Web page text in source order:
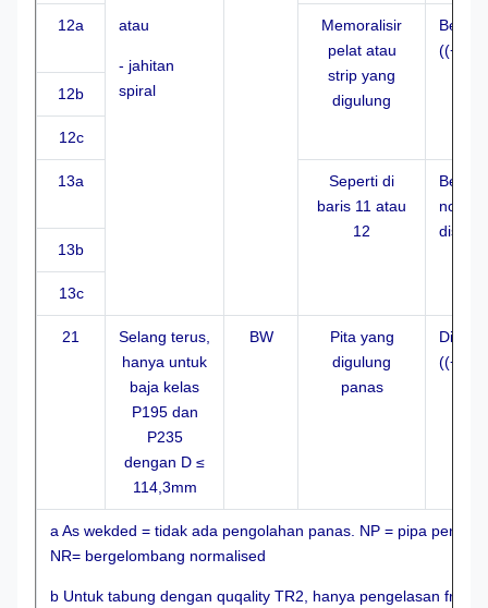
atau
- jahitan
spiral
12a
Memoralisir
pelat atau
strip yang
digulung
12b
12c
13a
Seperti di
baris 11 atau
12
Bentuk
13b
13c
21
Selang terus,
hanya untuk
baja kelas
P195 dan
P235
dengan D ≤
114,3mm
BW
Pita yang
digulung
panas
Dibuat
a As wekded = tidak ada pengolahan panas. NP = pipa penuh
NR= bergelombang normalised
b Untuk tabung dengan quqality TR2, hanya pengelasan